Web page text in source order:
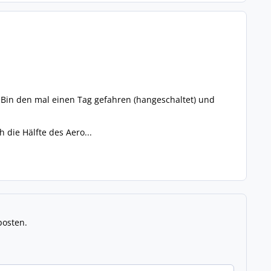
den mal einen Tag gefahren (hangeschaltet) und
die Hälfte des Aero...